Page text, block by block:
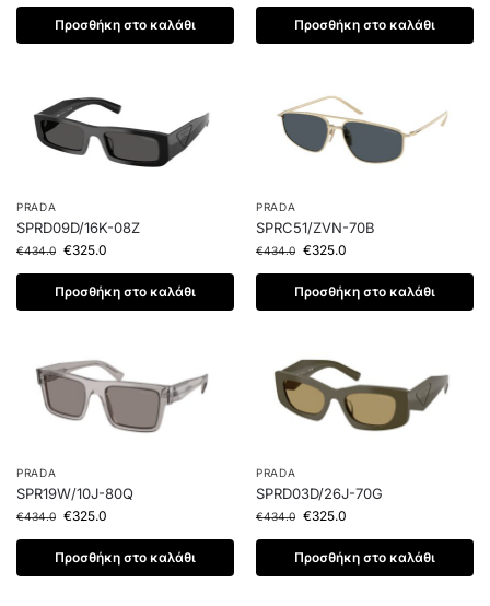
Προσθήκη στο καλάθι Προσθήκη στο καλάθι
PRADA
SPRD09D/16K-08Z
€434.0 €325.0
Προσθήκη στο καλάθι
PRADA
SPRC51/ZVN-70B
€434.0 €325.0
Προσθήκη στο καλάθι
PRADA
SPR19W/10J-80Q
€434.0 €325.0
Προσθήκη στο καλάθι
PRADA
SPRD03D/26J-70G
€434.0 €325.0
Προσθήκη στο καλάθι